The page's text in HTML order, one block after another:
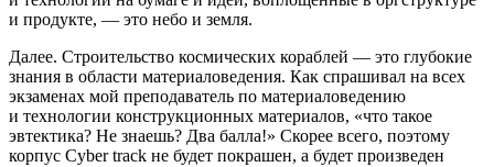
и продукте, — это небо и земля.
Далее. Строительство космических кораблей — это глубокие
знания в области материаловедения. Как спрашивал на всех
экзаменах мой преподаватель по материаловедению
и технологии конструкционных материалов, «что такое
эвтектика? Не знаешь? Два балла!» Скорее всего, поэтому
корпус Cyber track не будет покрашен, а будет произведен